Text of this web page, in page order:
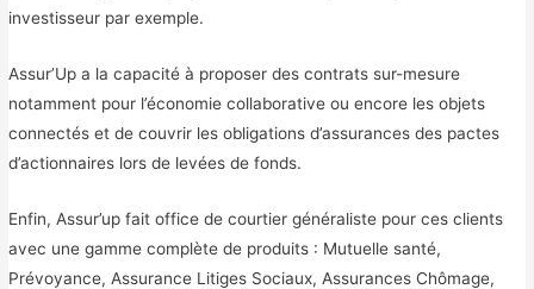
investisseur par exemple.
Assur’Up a la capacité à proposer des contrats sur-mesure
notamment pour l’économie collaborative ou encore les objets
connectés et de couvrir les obligations d’assurances des pactes
d’actionnaires lors de levées de fonds.
Enfin, Assur’up fait office de courtier généraliste pour ces clients
avec une gamme complète de produits : Mutuelle santé,
Prévoyance, Assurance Litiges Sociaux, Assurances Chômage,